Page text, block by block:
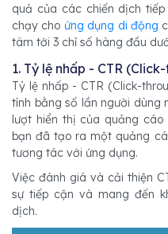
quả của các chiến dịch
chạy cho ứng dụng di động
tâm tới 3 chỉ số hàng đầu
1. Tỷ lệ nhấp - CTR
Tỷ lệ nhấp - CTR (Click-
tính bằng số lần người dùng
lượt hiển thị của quảng
bạn đã tạo ra một quảng
tương tác với ứng dụng.
Việc đánh giá và cải thiện
sự tiếp cận và mang đến
dịch.